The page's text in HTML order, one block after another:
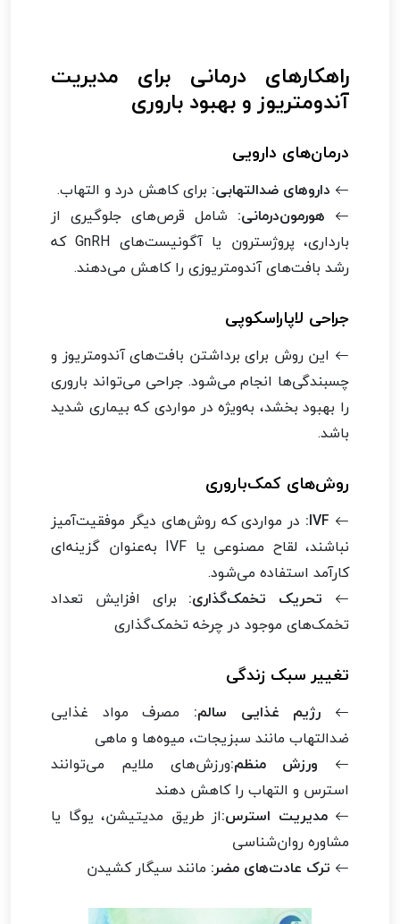
راهکارهای درمانی برای مدیریت
آندومتریوز و بهبود باروری
درمان‌های دارویی
داروهای ضدالتهابی: برای کاهش درد و التهاب.
هورمون‌درمانی: شامل قرص‌های جلوگیری از
بارداری، پروژسترون یا آگونیست‌های GnRH که
رشد بافت‌های آندومتریوزی را کاهش می‌دهند.
جراحی لاپاراسکوپی
این روش برای برداشتن بافت‌های آندومتریوز و
چسبندگی‌ها انجام می‌شود. جراحی می‌تواند باروری
را بهبود بخشد، به‌ویژه در مواردی که بیماری شدید
باشد.
روش‌های کمک‌باروری
IVF: در مواردی که روش‌های دیگر موفقیت‌آمیز
نباشند، لقاح مصنوعی یا IVF به‌عنوان گزینه‌ای
کارآمد استفاده می‌شود.
تحریک تخمک‌گذاری: برای افزایش تعداد
تخمک‌های موجود در چرخه تخمک‌گذاری
تغییر سبک زندگی
رژیم غذایی سالم: مصرف مواد غذایی
ضدالتهاب مانند سبزیجات، میوه‌ها و ماهی
ورزش منظم:ورزش‌های ملایم می‌توانند
استرس و التهاب را کاهش دهند
مدیریت استرس:از طریق مدیتیشن، یوگا یا
مشاوره روان‌شناسی
ترک عادت‌های مضر: مانند سیگار کشیدن